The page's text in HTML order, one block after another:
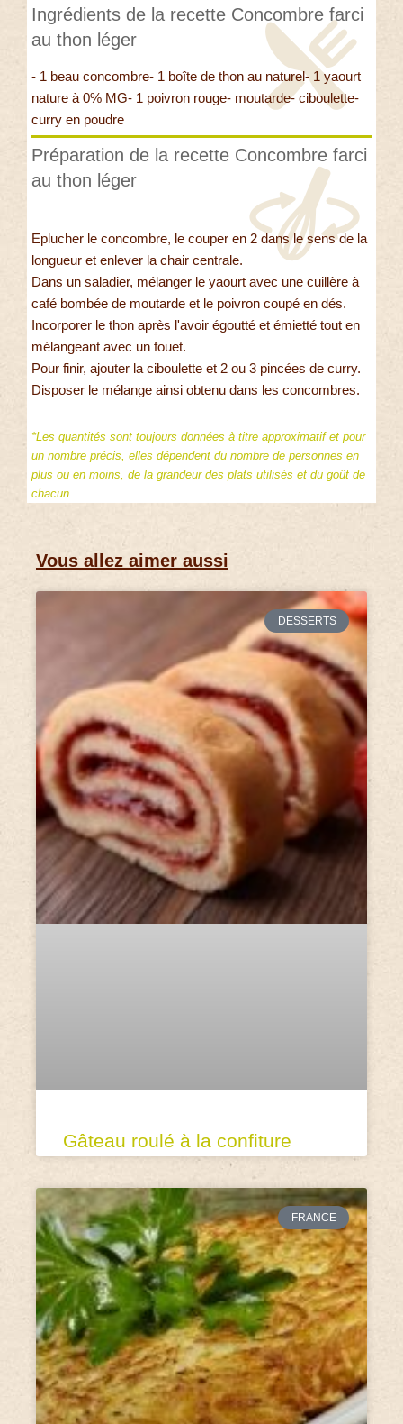
Ingrédients de la recette Concombre farci
au thon léger
- 1 beau concombre- 1 boîte de thon au naturel- 1 yaourt
nature à 0% MG- 1 poivron rouge- moutarde- ciboulette-
curry en poudre
Préparation de la recette Concombre farci
au thon léger
Eplucher le concombre, le couper en 2 dans le sens de la
longueur et enlever la chair centrale.
Dans un saladier, mélanger le yaourt avec une cuillère à
café bombée de moutarde et le poivron coupé en dés.
Incorporer le thon après l'avoir égoutté et émietté tout en
mélangeant avec un fouet.
Pour finir, ajouter la ciboulette et 2 ou 3 pincées de curry.
Disposer le mélange ainsi obtenu dans les concombres.
*Les quantités sont toujours données à titre approximatif et pour
un nombre précis, elles dépendent du nombre de personnes en
plus ou en moins, de la grandeur des plats utilisés et du goût de
chacun.
Vous allez aimer aussi
DESSERTS
Gâteau roulé à la confiture
FRANCE